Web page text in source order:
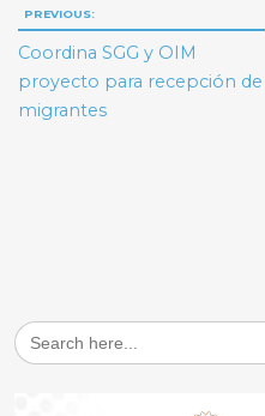
Navegación
de
entradas
PREVIOUS:
Coordina SGG y OIM
proyecto para recepción de
migrantes
Search
for: